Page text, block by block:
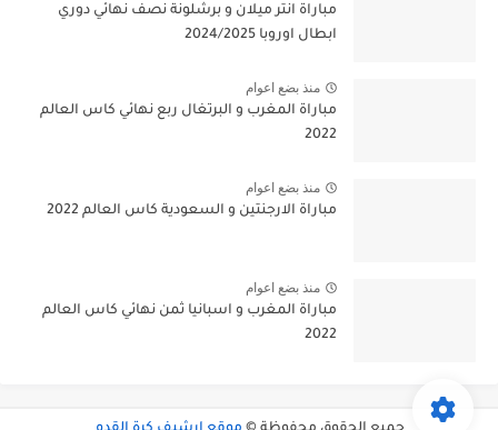
مباراة انتر ميلان و برشلونة نصف نهائي دوري
ابطال اوروبا 2024/2025
منذ بضع اعوام
مباراة المغرب و البرتغال ربع نهائي كاس العالم
2022
منذ بضع اعوام
مباراة الارجنتين و السعودية كاس العالم 2022
منذ بضع اعوام
مباراة المغرب و اسبانيا ثمن نهائي كاس العالم
2022